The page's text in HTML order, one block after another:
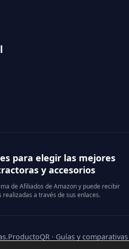
para elegir las mejores
y accesorios
de Afiliados de Amazon y puede recibir
a través de sus enlaces.
· Guías y comparativas